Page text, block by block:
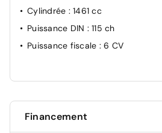
Cylindrée : 1461 cc
Puissance DIN : 115 ch
Puissance fiscale : 6 CV
Financement